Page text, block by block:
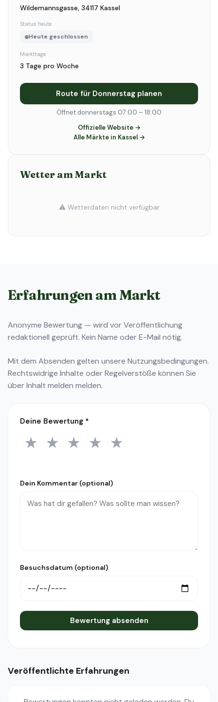
Wildemannsgasse, 34117 Kassel
Status heute
Heute geschlossen
Markttage
3 Tage pro Woche
Route für Donnerstag planen
Öffnet donnerstags 07:00 – 18:00
Offizielle Website →
Alle Märkte in Kassel →
Wetter am Markt
⚠️ Wetterdaten nicht verfügbar
Erfahrungen am Markt
Anonyme Bewertung — wird vor Veröffentlichung
redaktionell geprüft. Kein Name oder E-Mail nötig.
Mit dem Absenden gelten unsere Nutzungsbedingungen.
Rechtswidrige Inhalte oder Regelverstöße können Sie
überInhalt melden melden.
Deine Bewertung *
1 Stern
★ 2 Sterne
★ 3 Sterne
★ 4 Sterne
★ 5 Sterne
★
Dein Kommentar (optional)
Besuchsdatum (optional)
Bewertung absenden
Veröffentlichte Erfahrungen